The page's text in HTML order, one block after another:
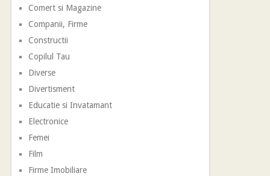
Comert si Magazine
Companii, Firme
Constructii
Copilul Tau
Diverse
Divertisment
Educatie si Invatamant
Electronice
Femei
Film
Firme Imobiliare